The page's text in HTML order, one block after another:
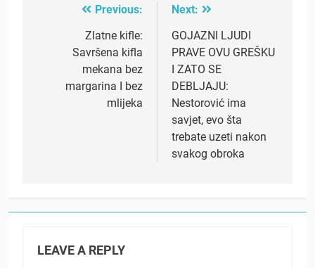
navigation
Previous:
Zlatne kifle:
Savršena kifla
mekana bez
margarina I bez
mlijeka
Next:
GOJAZNI LJUDI
PRAVE OVU GREŠKU
I ZATO SE
DEBLJAJU:
Nestorović ima
savjet, evo šta
trebate uzeti nakon
svakog obroka
LEAVE A REPLY